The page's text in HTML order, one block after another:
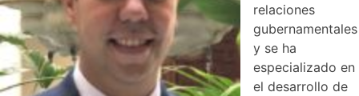
relaciones
gubernamentales
y se ha
especializado en
el desarrollo de